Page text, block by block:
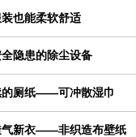
也能柔软舒适
隐患的除尘设备
的厕纸——可冲散湿巾
气新衣——非织造布壁纸